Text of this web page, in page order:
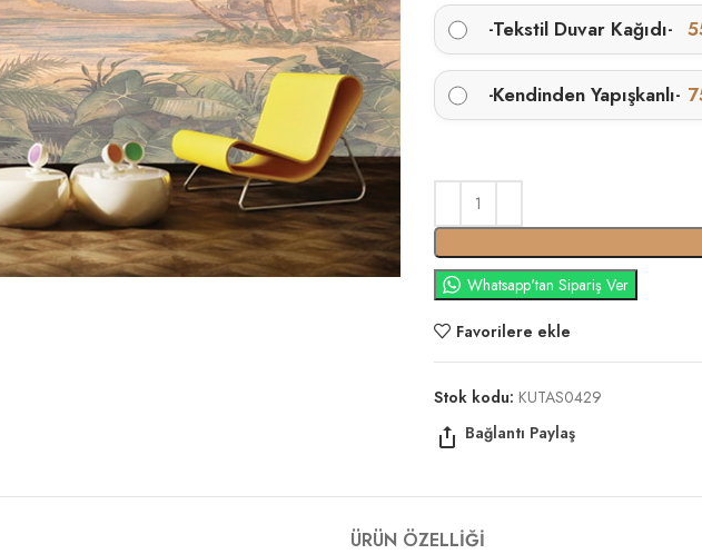
-Tekstil Duvar Kağıdı-
-Kendinden Yapışkanlı-
Whatsapp'tan Sipariş Ver
Favorilere ekle
Stok kodu: KUTAS0429
ÜRÜN ÖZELLIĞI